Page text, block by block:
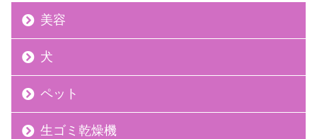
美容
犬
ペット
生ゴミ乾燥機